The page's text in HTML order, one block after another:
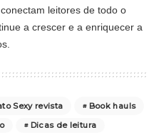
leitores de todo o
a crescer e a enriquecer a
Sexy revista
Book hauls
Dicas de leitura